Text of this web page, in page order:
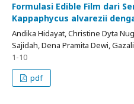
Formulasi Edible Film dari
Kappaphycus alvarezii
Andika Hidayat, Christine Dyta
Sajidah, Dena Pramita Dewi,
1-10
pdf